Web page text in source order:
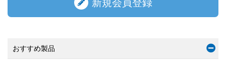
新規会員登録
おすすめ製品